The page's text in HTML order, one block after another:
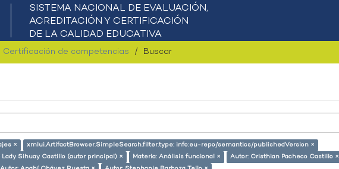
Certificación de competencias Buscar
×
xmlui.ArtifactBrowser.SimpleSearch.filter.type: info:eu-repo/semantics/publishedVersion ×
Lady Sihuay Castillo (autor principal) × Materia: Análisis funcional ×
Autor: Cristhian Pacheco Castillo ×